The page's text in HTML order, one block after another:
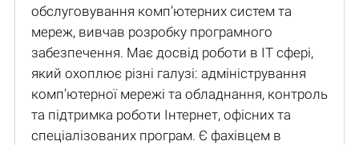
обслуговування комп’ютерних систем та
мереж, вивчав розробку програмного
забезпечення. Має досвід роботи в IT сфері,
який охоплює різні галузі: адміністрування
комп’ютерної мережі та обладнання, контроль
та підтримка роботи Інтернет, офісних та
спеціалізованих програм. Є фахівцем в